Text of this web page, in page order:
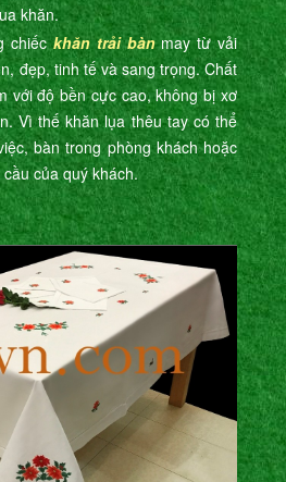
khăn.
chiếckhăn trải bànmay từ vải
đẹp, tinh tế và sang trọng. Chất
với độ bền cực cao, không bị xơ
Vì thế khăn lụa thêu tay có thể
bàn trong phòng khách hoặc
của quý khách.